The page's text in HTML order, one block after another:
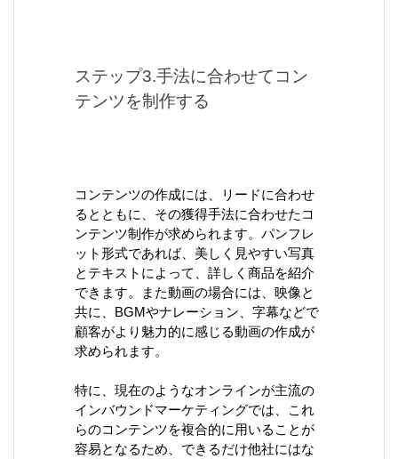
ステップ3.手法に合わせてコン
テンツを制作する
コンテンツの作成には、リードに合わせ
るとともに、その獲得手法に合わせたコ
ンテンツ制作が求められます。パンフレ
ット形式であれば、美しく見やすい写真
とテキストによって、詳しく商品を紹介
できます。また動画の場合には、映像と
共に、BGMやナレーション、字幕などで
顧客がより魅力的に感じる動画の作成が
求められます。
特に、現在のようなオンラインが主流の
インバウンドマーケティングでは、これ
らのコンテンツを複合的に用いることが
容易となるため、できるだけ他社にはな